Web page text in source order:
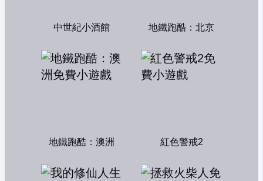
中世紀小酒館 地鐵跑酷：北京
地鐵跑酷：澳洲 紅色警戒2